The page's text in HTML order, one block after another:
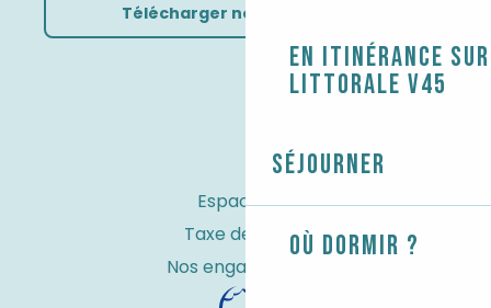
En itinérance
littorale V45
Séjourner
Où dormir ?
Télécharger nos brochures
Espace Pro
Taxe de séjour
Nos engagements